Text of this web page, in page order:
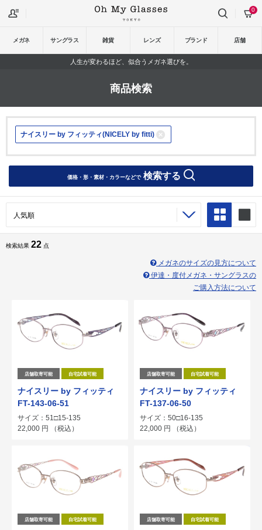
メガネ サングラス 雑貨 レンズ ブランド 店舗
0
人生が変わるほど、似合うメガネ選びを。
商品検索
ナイスリー by フィッティ(NICELY by fitti)
価格・形・素材・カラーなどで検索する
検索結果 22 点
メガネのサイズの見方について
伊達・度付メガネ・サングラスの
ご購入方法について
店舗取寄可能 自宅試着可能
ナイスリー by フィッティ
FT-143-06-51
サイズ：51□15-135
22,000 円 （税込）
店舗取寄可能 自宅試着可能
ナイスリー by フィッティ
FT-137-06-50
サイズ：50□16-135
22,000 円 （税込）
店舗取寄可能 自宅試着可能 店舗取寄可能 自宅試着可能